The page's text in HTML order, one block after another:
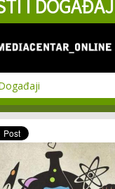
Skip to
main I